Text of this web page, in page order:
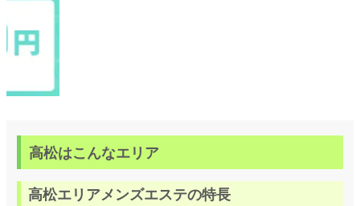
高松はこんなエリア
高松エリアメンズエステの特長